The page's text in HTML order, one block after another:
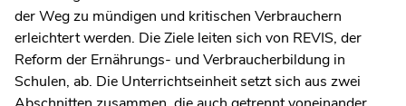
der Weg zu mündigen und kritischen Verbrauchern
erleichtert werden. Die Ziele leiten sich von REVIS, der
Reform der Ernährungs- und Verbraucherbildung in
Schulen, ab. Die Unterrichtseinheit setzt sich aus zwei